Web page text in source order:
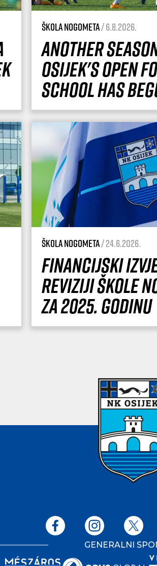
Škola nogometa/ 6.8.2026.
Another
Osijek's Open
School has
Škola nogometa/ 24.6.2026.
Financijski
reviziji Škole
za 2025. godinu
GENERALNI